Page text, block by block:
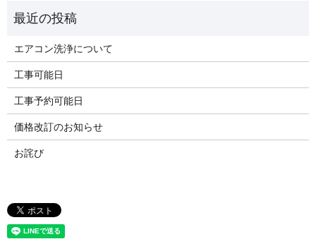
エアコン洗浄について
工事可能日
工事予約可能日
価格改訂のお知らせ
お詫び